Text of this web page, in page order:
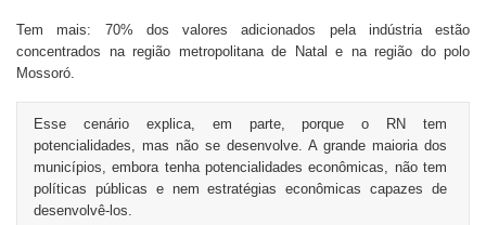
Tem mais: 70% dos valores adicionados pela indústria estão
concentrados na região metropolitana de Natal e na região do polo
Mossoró.
Esse cenário explica, em parte, porque o RN tem
potencialidades, mas não se desenvolve. A grande maioria dos
municípios, embora tenha potencialidades econômicas, não tem
políticas públicas e nem estratégias econômicas capazes de
desenvolvê-los.